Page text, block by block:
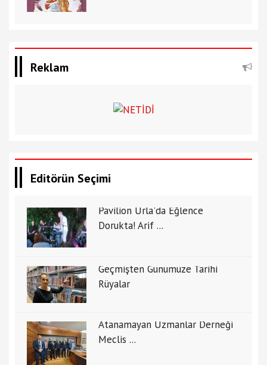
Reklam
Editörün Seçimi
Pavilion Urla'da Eğlence
Dorukta! Arif ...
Geçmişten Günümüze Tarihi
Rüyalar
Atanamayan Uzmanlar Derneği
Meclis ...